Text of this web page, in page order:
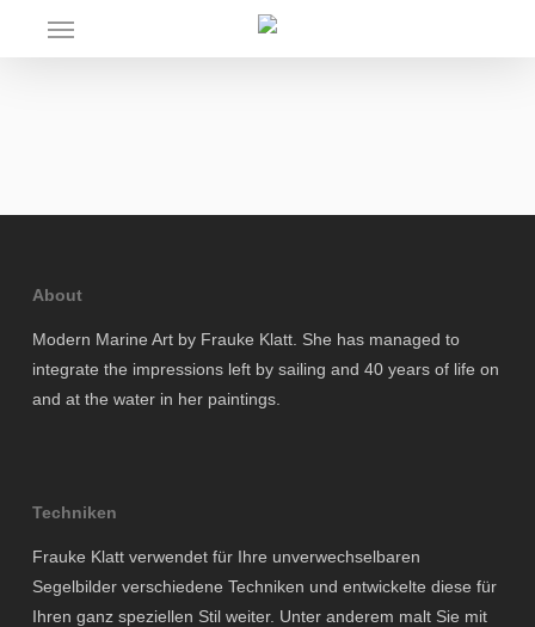
Menu
About
Modern Marine Art by Frauke Klatt. She has managed to
integrate the impressions left by sailing and 40 years of life on
and at the water in her paintings.
Techniken
Frauke Klatt verwendet für Ihre unverwechselbaren
Segelbilder verschiedene Techniken und entwickelte diese für
Ihren ganz speziellen Stil weiter. Unter anderem malt Sie mit